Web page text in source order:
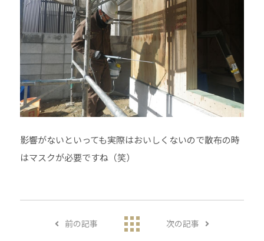
影響がないといっても実際はおいしくないので散布の時
はマスクが必要ですね（笑）
前の記事 次の記事